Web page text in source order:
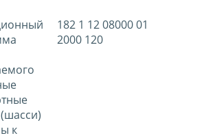
к
182 1 12 08000 01
2000 120